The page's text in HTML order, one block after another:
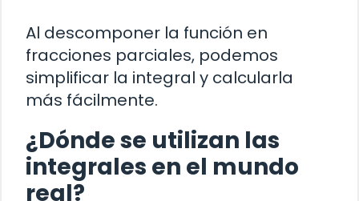
Al descomponer la función en
fracciones parciales, podemos
simplificar la integral y calcularla
más fácilmente.
¿Dónde se utilizan las
integrales en el mundo
real?